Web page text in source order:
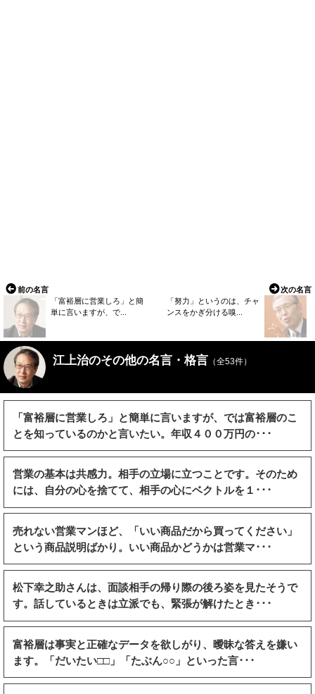
前の名言
「富裕層に営業しろ」と簡
単に言いますが、で...
次の名言
「努力」というのは、チャ
ンスをかぎ分ける嗅...
江上治のその他の名言・格言 （全53件）
「富裕層に営業しろ」と簡単に言いますが、では富裕層のこ
とを知っているのかと言いたい。年収４００万円の･･･
営業の基本は共感力。相手の立場に立つことです。そのため
には、自分の心を捨てて、相手の心にベクトルを１･･･
売れない営業マンほど、「いい商品だから買ってください」
という商品説明ばかり。いい商品かどうかは営業マ･･･
松下幸之助さんは、面談相手の帰り際の後ろ姿を見たそうで
す。話しているときは立派でも、緊張が解けたとき･･･
富裕層は事実と正確なデータを欲しがり、曖昧な答えを嫌い
ます。「だいたい□□」「たぶん○○」といった言･･･